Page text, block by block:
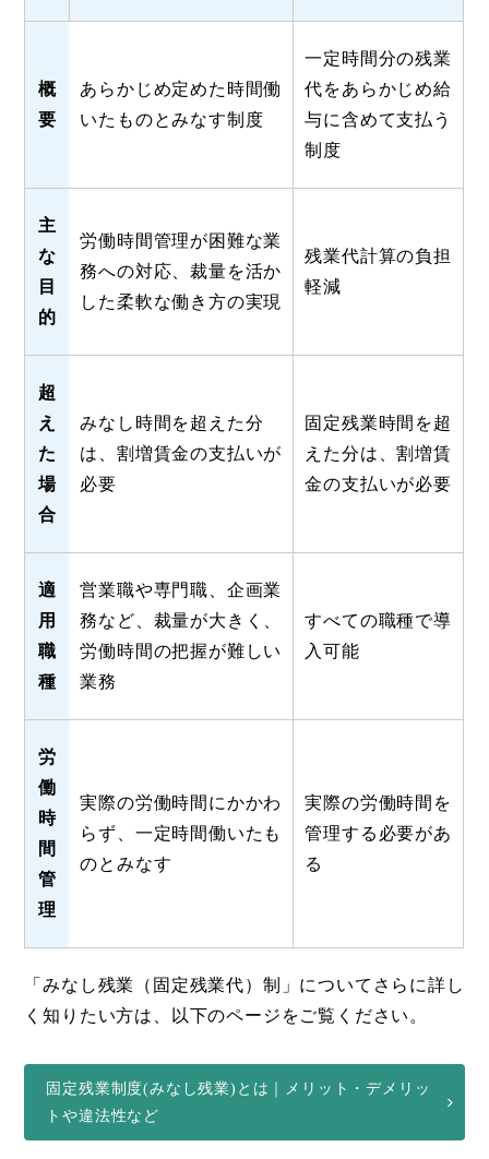
概
要
あらかじめ定めた時間働
いたものとみなす制度
一定時間分の残業
代をあらかじめ給
与に含めて支払う
制度
主
な
目
的
労働時間管理が困難な業
務への対応、裁量を活か
した柔軟な働き方の実現
残業代計算の負担
軽減
超
え
た
場
合
みなし時間を超えた分
は、割増賃金の支払いが
必要
固定残業時間を超
えた分は、割増賃
金の支払いが必要
適
用
職
種
営業職や専門職、企画業
務など、裁量が大きく、
労働時間の把握が難しい
業務
すべての職種で導
入可能
労
働
時
間
管
理
実際の労働時間にかかわ
らず、一定時間働いたも
のとみなす
実際の労働時間を
管理する必要があ
る
「みなし残業（固定残業代）制」についてさらに詳し
く知りたい方は、以下のページをご覧ください。
固定残業制度(みなし残業)とは｜メリット・デメリッ
トや違法性など